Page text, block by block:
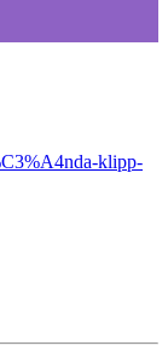
klipp-